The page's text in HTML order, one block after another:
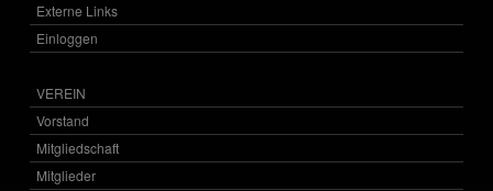
Externe Links
Einloggen
VEREIN
Vorstand
Mitgliedschaft
Mitglieder